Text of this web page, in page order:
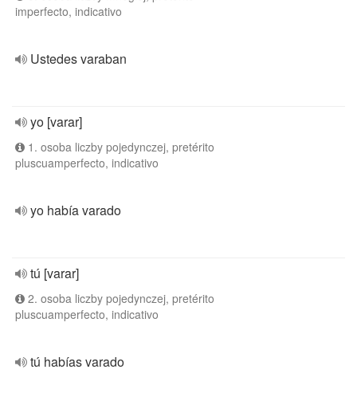
imperfecto, indicativo
Ustedes varaban
yo [varar]
1. osoba liczby pojedynczej, pretérito
pluscuamperfecto, indicativo
yo había varado
tú [varar]
2. osoba liczby pojedynczej, pretérito
pluscuamperfecto, indicativo
tú habías varado